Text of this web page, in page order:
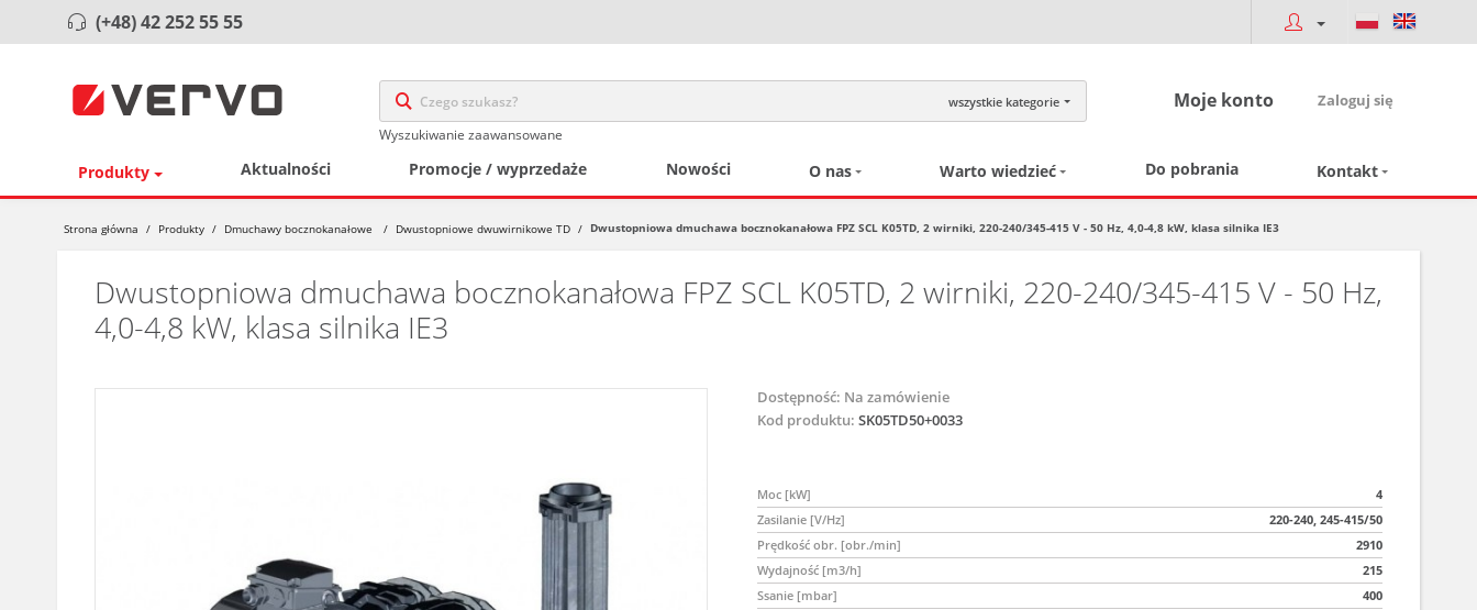
(+48) 42 252 55 55
wszystkie kategorie
Wyszukiwanie zaawansowane
Moje konto Zaloguj się
Produkty Aktualności Promocje / wyprzedaże Nowości O nas Warto wiedzieć Do pobrania Kontakt
Strona główna / Produkty / Dmuchawy bocznokanałowe / Dwustopniowe dwuwirnikowe TD / Dwustopniowa dmuchawa bocznokanałowa FPZ SCL K05TD, 2 wirniki, 220-240/345-415 V - 50 Hz, 4,0-4,8 kW, klasa silnika IE3
Dwustopniowa dmuchawa bocznokanałowa FPZ SCL K05TD, 2 wirniki, 220-240/345-415 V - 50 Hz,
4,0-4,8 kW, klasa silnika IE3
Dostępność: Na zamówienie
Kod produktu: SK05TD50+0033
Moc [kW]
4
Zasilanie [V/Hz]
220-240, 245-415/50
Prędkość obr. [obr./min]
2910
Wydajność [m3/h]
215
Ssanie [mbar]
400